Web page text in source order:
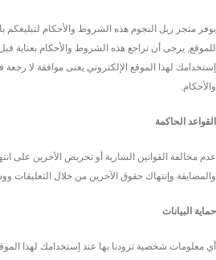
يوفر متجر ريل النجوم هذه الشروط والأحكام لتبليغكم
للموقع, يرجى أن تراجع هذه الشروط والأحكام بعناية
إستخدامك لهذا الموقع الإلكتروني يعنى موافقة لا
والأحكام.
القواعد الحاكمة
عدم مخالفة القوانين السارية أو تحريض الآخرين على
والمضايقة وإنتهاك حقوق الآخرين من خلال التعليقات
حماية البيانات
أي معلومات شخصية تزودنا بها عند إستخدامك لهذا